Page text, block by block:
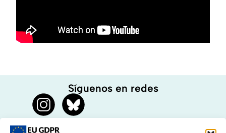
Síguenos en redes
Suscríbete a nuestra lista